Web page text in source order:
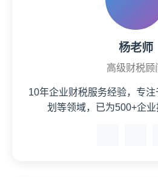
杨老师
高级财税顾
10年企业财税服务经验，专
划等领域，已为500+企业